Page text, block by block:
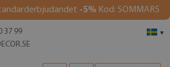
-5% Kod: SOMMAR5
▾
37 99